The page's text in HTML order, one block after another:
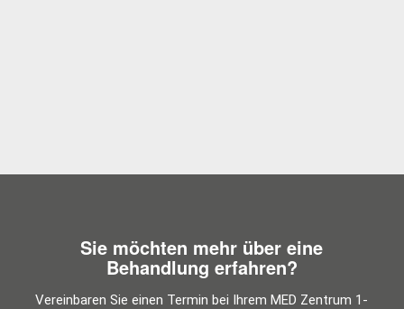
Sie möchten mehr über eine
Behandlung erfahren?
Vereinbaren Sie einen Termin bei Ihrem MED Zentrum 1-